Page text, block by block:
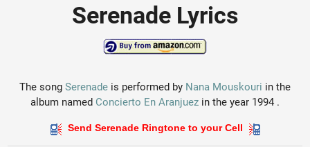
Serenade Lyrics
The song Serenade is performed by Nana Mouskouri in the
album named Concierto En Aranjuez in the year 1994 .
Send Serenade Ringtone to your Cell